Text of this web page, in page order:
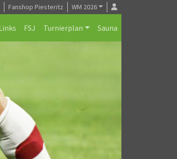
Fanshop Piesteritz WM 2026
FSJ Turnierplan Sauna